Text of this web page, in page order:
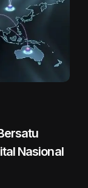
Nasional